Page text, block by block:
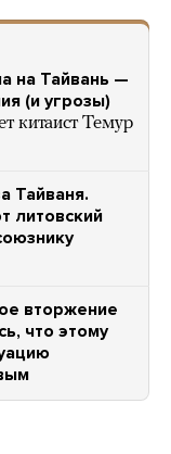
на Тайвань —
(и угрозы)
китаист Темур
Тайваня.
литовский
вторжение
что этому